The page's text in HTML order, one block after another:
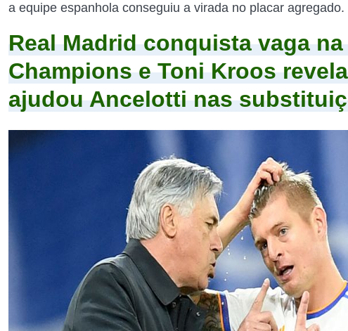
a equipe espanhola conseguiu a virada no placar agregado.
Real Madrid conquista vaga
Champions e Toni Kroos
ajudou Ancelotti nas